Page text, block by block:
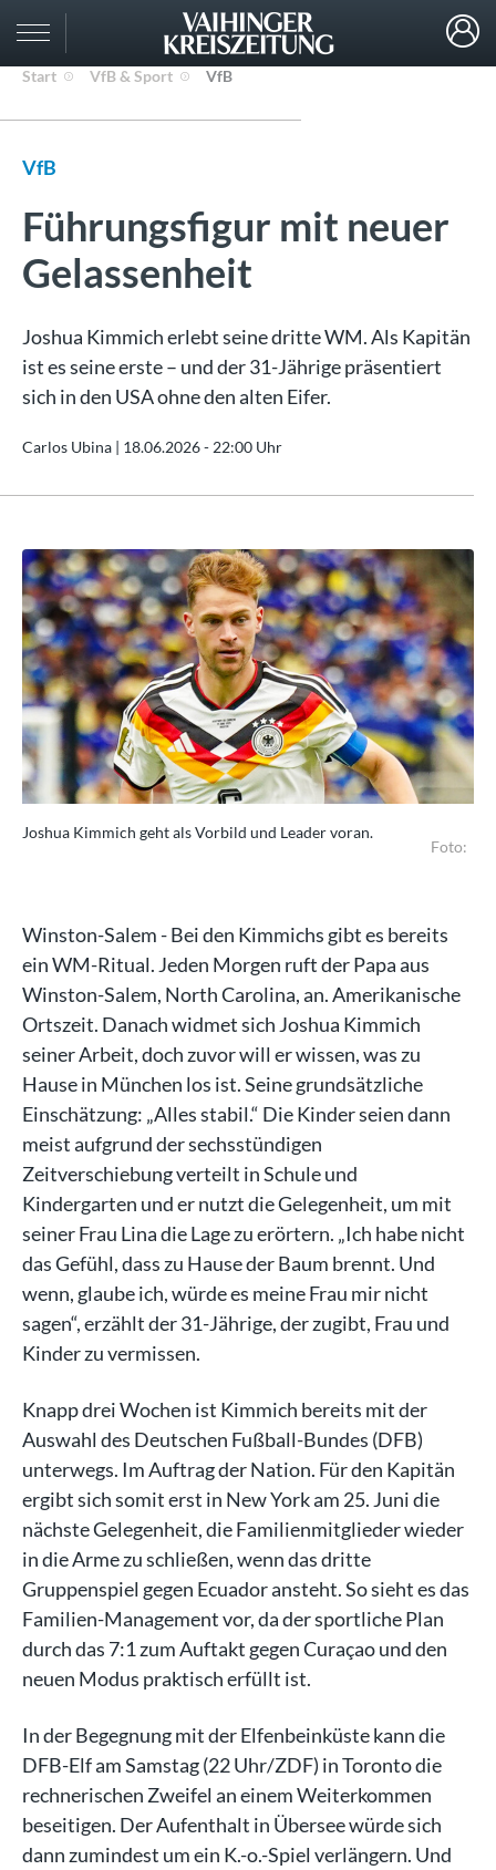
Start VfB & Sport VfB
VfB
Führungsfigur mit neuer
Gelassenheit
Joshua Kimmich erlebt seine dritte WM. Als Kapitän
ist es seine erste – und der 31-Jährige präsentiert
sich in den USA ohne den alten Eifer.
Carlos Ubina | 18.06.2026 - 22:00 Uhr
Joshua Kimmich geht als Vorbild und Leader voran.
Foto:
Winston-Salem - Bei den Kimmichs gibt es bereits
ein WM-Ritual. Jeden Morgen ruft der Papa aus
Winston-Salem, North Carolina, an. Amerikanische
Ortszeit. Danach widmet sich Joshua Kimmich
seiner Arbeit, doch zuvor will er wissen, was zu
Hause in München los ist. Seine grundsätzliche
Einschätzung: „Alles stabil.“ Die Kinder seien dann
meist aufgrund der sechsstündigen
Zeitverschiebung verteilt in Schule und
Kindergarten und er nutzt die Gelegenheit, um mit
seiner Frau Lina die Lage zu erörtern. „Ich habe nicht
das Gefühl, dass zu Hause der Baum brennt. Und
wenn, glaube ich, würde es meine Frau mir nicht
sagen“, erzählt der 31-Jährige, der zugibt, Frau und
Kinder zu vermissen.
Knapp drei Wochen ist Kimmich bereits mit der
Auswahl des Deutschen Fußball-Bundes (DFB)
unterwegs. Im Auftrag der Nation. Für den Kapitän
ergibt sich somit erst in New York am 25. Juni die
nächste Gelegenheit, die Familienmitglieder wieder
in die Arme zu schließen, wenn das dritte
Gruppenspiel gegen Ecuador ansteht. So sieht es das
Familien-Management vor, da der sportliche Plan
durch das 7:1 zum Auftakt gegen Curaçao und den
neuen Modus praktisch erfüllt ist.
In der Begegnung mit der Elfenbeinküste kann die
DFB-Elf am Samstag (22 Uhr/ZDF) in Toronto die
rechnerischen Zweifel an einem Weiterkommen
beseitigen. Der Aufenthalt in Übersee würde sich
dann zumindest um ein K.-o.-Spiel verlängern. Und